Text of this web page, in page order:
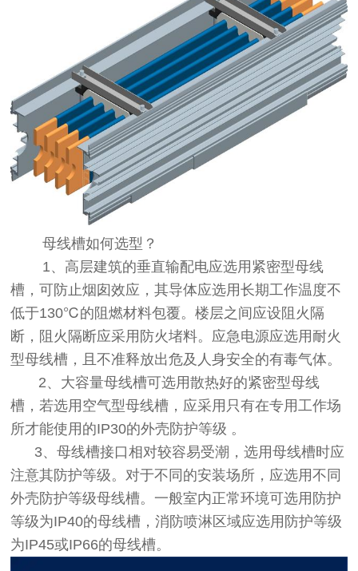
母线槽如何选型？
1、高层建筑的垂直输配电应选用紧密型母线
槽，可防止烟囱效应，其导体应选用长期工作温度不
低于130℃的阻燃材料包覆。楼层之间应设阻火隔
断，阻火隔断应采用防火堵料。应急电源应选用耐火
型母线槽，且不准释放出危及人身安全的有毒气体。
2、大容量母线槽可选用散热好的紧密型母线
槽，若选用空气型母线槽，应采用只有在专用工作场
所才能使用的IP30的外壳防护等级 。
3、母线槽接口相对较容易受潮，选用母线槽时应
注意其防护等级。对于不同的安装场所，应选用不同
外壳防护等级母线槽。一般室内正常环境可选用防护
等级为IP40的母线槽，消防喷淋区域应选用防护等级
为IP45或IP66的母线槽。